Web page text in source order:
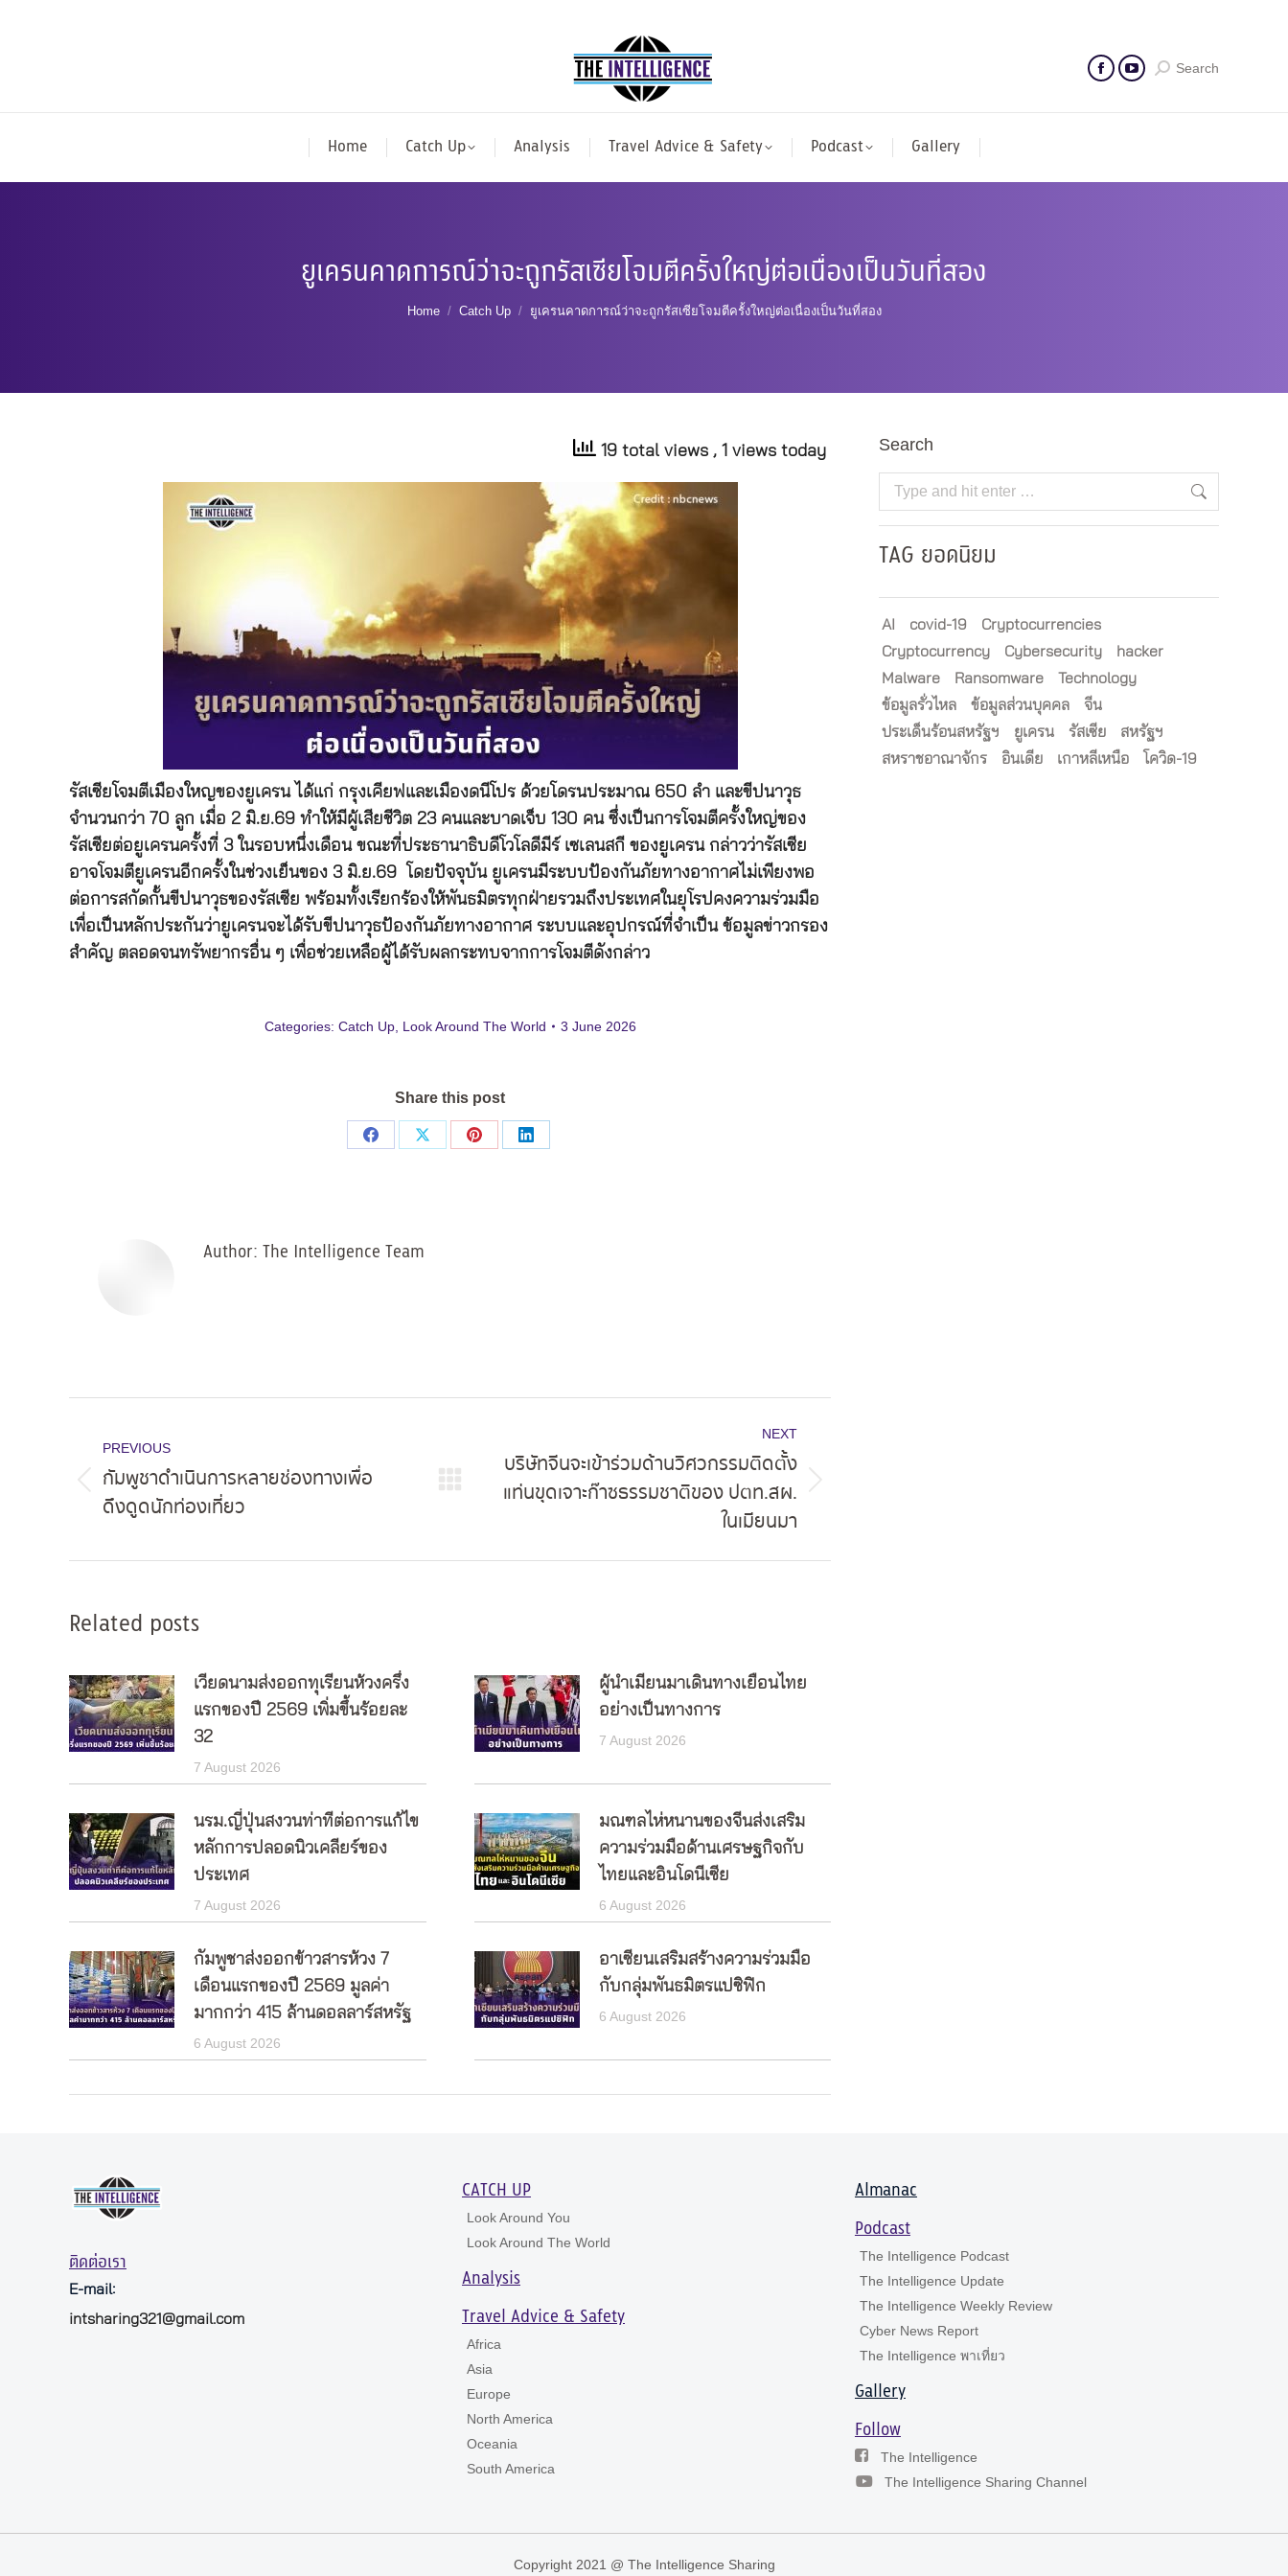
Search
Home Catch Up Analysis Travel Advice & Safety Podcast Gallery
ยูเครนคาดการณ์ว่าจะถูกรัสเซียโจมตีครั้งใหญ่ต่อเนื่องเป็นวันที่สอง
You are here:
Home Catch Up ยูเครนคาดการณ์ว่าจะถูกรัสเซียโจมตีครั้งใหญ่ต่อเนื่องเป็นวันที่สอง
19 total views , 1 views today
รัสเซียโจมตีเมืองใหญของยูเครน ได้แก่ กรุงเคียฟและเมืองดนีโปร ด้วยโดรนประมาณ 650 ลำ และขีปนาวุธ
จำนวนกว่า 70 ลูก เมื่อ 2 มิ.ย.69 ทำให้มีผู้เสียชีวิต 23 คนและบาดเจ็บ 130 คน ซึ่งเป็นการโจมตีครั้งใหญ่ของ
รัสเซียต่อยูเครนครั้งที่ 3 ในรอบหนึ่งเดือน ขณะที่ประธานาธิบดีโวโลดีมีร์ เซเลนสกี ของยูเครน กล่าวว่ารัสเซีย
อาจโจมตียูเครนอีกครั้งในช่วงเย็นของ 3 มิ.ย.69 โดยปัจจุบัน ยูเครนมีระบบป้องกันภัยทางอากาศไม่เพียงพอ
ต่อการสกัดกั้นขีปนาวุธของรัสเซีย พร้อมทั้งเรียกร้องให้พันธมิตรทุกฝ่ายรวมถึงประเทศในยุโรปคงความร่วมมือ
เพื่อเป็นหลักประกันว่ายูเครนจะได้รับขีปนาวุธป้องกันภัยทางอากาศ ระบบและอุปกรณ์ที่จำเป็น ข้อมูลข่าวกรอง
สำคัญ ตลอดจนทรัพยากรอื่น ๆ เพื่อช่วยเหลือผู้ได้รับผลกระทบจากการโจมตีดังกล่าว
Categories: Catch Up, Look Around The World 3 June 2026
Share this post
Share
Share
Share
Share
Author: The Intelligence Team
navigation
PREVIOUS
Previous
post:
กัมพูชาดำเนินการหลายช่องทางเพื่อ
ดึงดูดนักท่องเที่ยว
NEXT
Next
บริษัทจีนจะเข้าร่วมด้านวิศวกรรมติดตั้ง
แท่นขุดเจาะก๊าซธรรมชาติของ ปตท.สผ.
ในเมียนมา
Related posts
เวียดนามส่งออกทุเรียนห้วงครึ่ง
แรกของปี 2569 เพิ่มขึ้นร้อยละ
32
7 August 2026
ผู้นำเมียนมาเดินทางเยือนไทย
อย่างเป็นทางการ
7 August 2026
นรม.ญี่ปุ่นสงวนท่าทีต่อการแก้ไข
หลักการปลอดนิวเคลียร์ของ
ประเทศ
7 August 2026
มณฑลไห่หนานของจีนส่งเสริม
ความร่วมมือด้านเศรษฐกิจกับ
ไทยและอินโดนีเซีย
6 August 2026
กัมพูชาส่งออกข้าวสารห้วง 7
เดือนแรกของปี 2569 มูลค่า
มากกว่า 415 ล้านดอลลาร์สหรัฐ
6 August 2026
อาเซียนเสริมสร้างความร่วมมือ
กับกลุ่มพันธมิตรแปซิฟิก
6 August 2026
Search
Search:
TAG ยอดนิยม
AI covid-19
Cryptocurrencies
Cryptocurrency
Cybersecurity
hacker
Malware
Ransomware
Technology
ข้อมูลรั่วไหล
ข้อมูลส่วนบุคคล
จีน
ประเด็นร้อนสหรัฐฯ
ยูเครน รัสเซีย
สหรัฐฯ
สหราชอาณาจักร
อินเดีย เกาหลีเหนือ โควิด-19
ติดต่อเรา
E-mail:
intsharing321@gmail.com
CATCH UP
Look Around You
Look Around The World
Analysis
Travel Advice & Safety
Africa
Asia
Europe
North America
Oceania
South America
Almanac
Podcast
The Intelligence Podcast
The Intelligence Update
The Intelligence Weekly Review
Cyber News Report
The Intelligence พาเที่ยว
Gallery
Follow
The Intelligence
The Intelligence Sharing Channel
Copyright 2021 @ The Intelligence Sharing